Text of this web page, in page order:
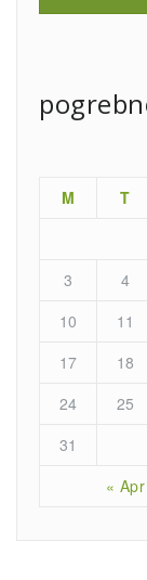
M T
« Apr
3
4
10
11
17
18
24
25
31